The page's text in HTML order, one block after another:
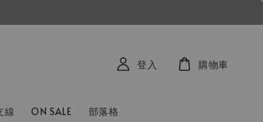
線 ON SALE 部落格
登入 購物車